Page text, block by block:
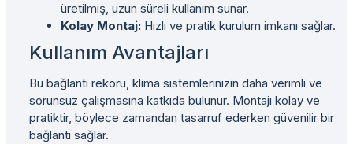
üretilmiş, uzun süreli kullanım sunar.
Kolay Montaj: Hızlı ve pratik kurulum imkanı sağlar.
Kullanım Avantajları
Bu bağlantı rekoru, klima sistemlerinizin daha verimli ve
sorunsuz çalışmasına katkıda bulunur. Montajı kolay ve
pratiktir, böylece zamandan tasarruf ederken güvenilir bir
bağlantı sağlar.